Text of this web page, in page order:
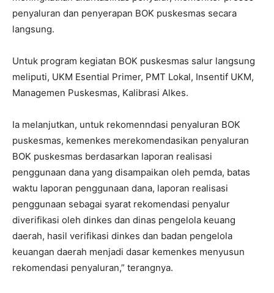
penyaluran dan penyerapan BOK puskesmas secara
langsung.
Untuk program kegiatan BOK puskesmas salur langsung
meliputi, UKM Esential Primer, PMT Lokal, Insentif UKM,
Managemen Puskesmas, Kalibrasi Alkes.
Ia melanjutkan, untuk rekomenndasi penyaluran BOK
puskesmas, kemenkes merekomendasikan penyaluran
BOK puskesmas berdasarkan laporan realisasi
penggunaan dana yang disampaikan oleh pemda, batas
waktu laporan penggunaan dana, laporan realisasi
penggunaan sebagai syarat rekomendasi penyalur
diverifikasi oleh dinkes dan dinas pengelola keuang
daerah, hasil verifikasi dinkes dan badan pengelola
keuangan daerah menjadi dasar kemenkes menyusun
rekomendasi penyaluran,” terangnya.